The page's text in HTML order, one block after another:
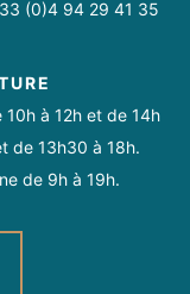
(0)4 94 29 41 35
à 12h et de 14h
de 13h30 à 18h.
de 9h à 19h.